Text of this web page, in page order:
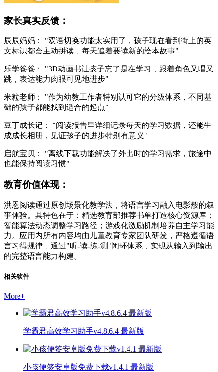
家长真实反馈：
辰辰妈妈：
"双语切换功能太实用了，孩子现在看到街上的英
文标识都会主动拼读，每天追着要读新的绘本故事"
乐学爸爸：
"3D动画书让孩子忘了是在学习，跟着角色又唱又
跳，表达能力肉眼可见地进步"
米粒老师：
"作为幼教工作者特别认可它的分级体系，不同基
础的孩子都能找到适合的起点"
豆丁成长记：
"阅读报告里详细记录每天的学习数据，还能生
成成长相册，见证孩子的进步特别有意义"
启航宝贝：
"离线下载功能解决了外出时的学习需求，旅途中
也能保持阅读习惯"
教育价值体现：
洪恩阅读通过原创场景化教学法，将语言学习融入电影般的叙
事体验。其特色在于：精选教育部推荐书单打造核心资源库；
智能算法动态调整学习路径；游戏化激励机制培养自主学习能
力。应用内所有内容均由儿童教育专家团队研发，严格遵循语
言习得规律，通过"听-读-练-测"闭环体系，实现从输入到输出
的完整语言能力构建。
相关软件
More+
学霸君高效学习助手v4.8.6.4 最新版
小孩便签安卓版免费下载v1.4.1 最新版